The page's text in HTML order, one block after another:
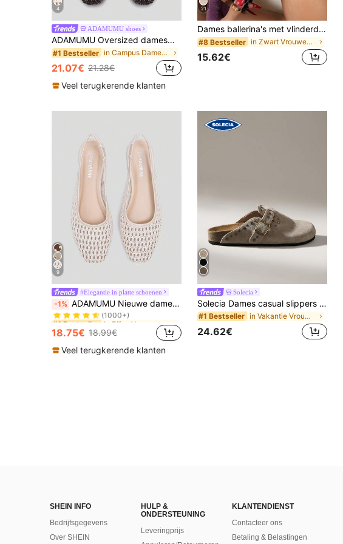
4
ADAMUMU shoes
ADAMUMU Oversized damesmode handgemaakte PU geweven high-end Mary Jane balletschoenen met enkele band en metalen gesp, ademend geweven ontwerp, comfortabele platte zool, dames dagelijkse woon-werkverkeer / vakantie casual kleding schoenen, chic & elegant
#1 Bestseller in Campus Dames Schoenen .
21.07€ 21.28€
Veel terugkerende klanten
21
Dames ballerina's met vlinderdecoratie en bloemenborduurwerk, zwart, ademend, hol mesh, open teen, losse Mary Jane schoenen, Moederdagcadeau
#8 Bestseller in Zwart Vrouwen Flats
15.62€
9
#Elegantie in platte schoenen
-1% ADAMUMU Nieuwe damesmode van hoge kwaliteit, comfortabele platte schoenen van geweven raffia, schattig voor dagelijks gebruik, lente/zomer vakantie, chic & elegant
#1 Bestseller
(1000+)
#1 Bestseller
(1000+)
#1 Bestseller
(1000+)
#1 Bestseller
in Effen Vrouwen Flats
(1000+)
18.75€ 18.99€
Veel terugkerende klanten
Solecia
Solecia Dames casual slippers met gespdesign voor dagelijks reizen
#1 Bestseller in Vakantie Vrouwen Flats
24.62€
SHEIN INFO
Bedrijfsgegevens
Over SHEIN
HULP &
ONDERSTEUNING
Leveringprijs
KLANTENDIENST
Contacteer ons
Betaling & Belastingen